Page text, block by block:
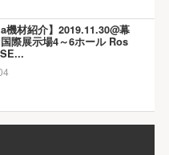
機材紹介】2019.11.30@幕
際展示場4～6ホール Ros